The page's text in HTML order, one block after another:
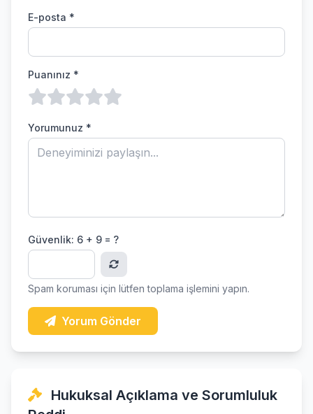
E-posta *
Puanınız *
Yorumunuz *
Güvenlik: 6 + 9 = ?
Spam koruması için lütfen toplama işlemini yapın.
Yorum Gönder
Hukuksal Açıklama ve Sorumluluk